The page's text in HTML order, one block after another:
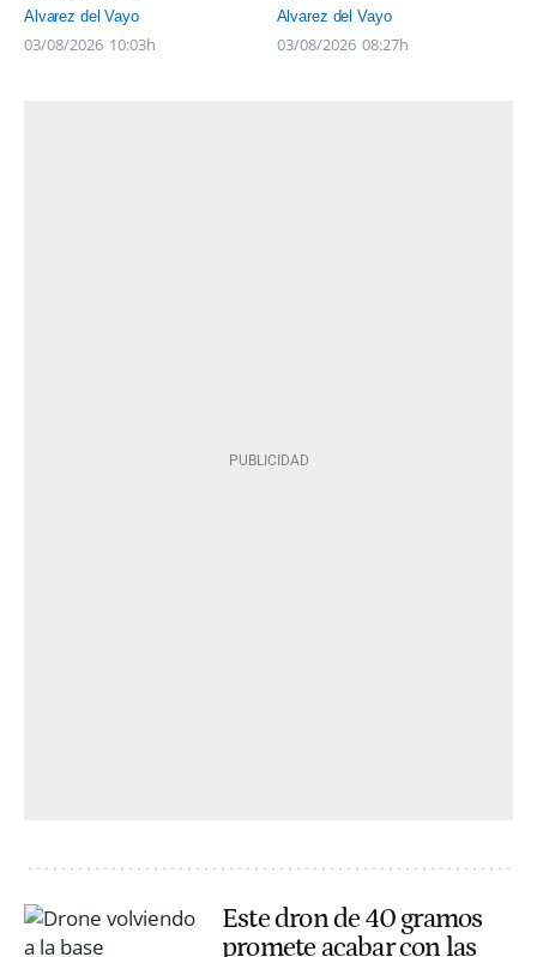
Alvarez del Vayo
03/08/2026 10:03h
Alvarez del Vayo
03/08/2026 08:27h
Este dron de 40 gramos
promete acabar con las